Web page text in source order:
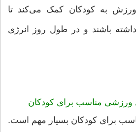
به کودکان کمک می‌کند تا
باشند و در طول روز انرژی
برای کودکان بسیار مهم است.